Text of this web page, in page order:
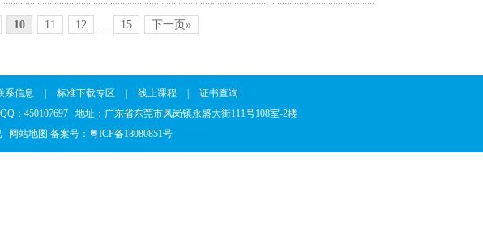
10 11 12 ... 15 下一页»
系信息 标准下载专区 线上课程
证书查询
：450107697 地址：广东省东莞市凤岗镇永盛大街111号108室-2楼
网站地图 备案号： 粤ICP备18080851号